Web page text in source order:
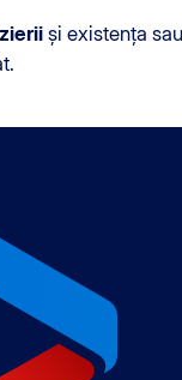
și existența